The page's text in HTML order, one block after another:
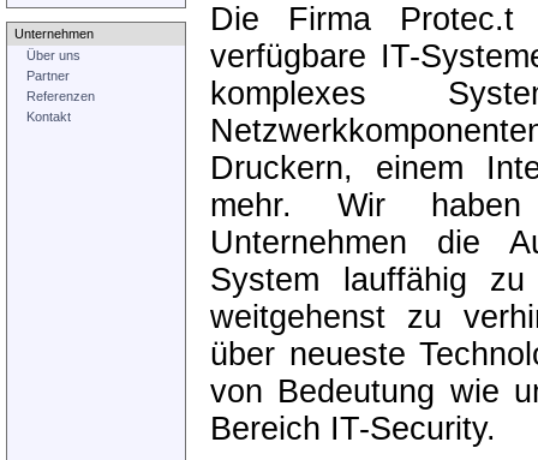
Unternehmen
Über uns
Partner
Referenzen
Kontakt
Die Firma
verfügbare IT-
komplexes
Druckern, einem
mehr. Wir
Unternehmen die
System lauffähig
weitgehenst zu
über neueste
von Bedeutung wie
Bereich IT-Security.